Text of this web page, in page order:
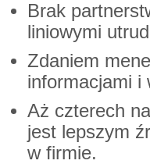
Brak
liniowymi
Zdaniem
informacjami i
Aż czterech
jest lepszym
w firmie.